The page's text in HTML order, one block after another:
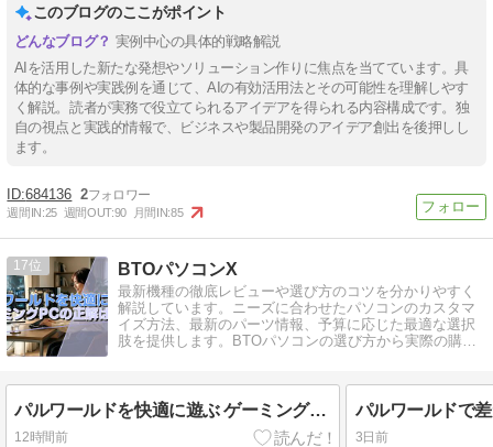
このブログのここがポイント
実例中心の具体的戦略解説
AIを活用した新たな発想やソリューション作りに焦点を当てています。具
体的な事例や実践例を通じて、AIの有効活用法とその可能性を理解しやす
く解説。読者が実務で役立てられるアイデアを得られる内容構成です。独
自の視点と実践的情報で、ビジネスや製品開発のアイデア創出を後押しし
ます。
684136 2
週間IN:25 週間OUT:90 月間IN:85
17 BTOパソコンX
最新機種の徹底レビューや選び方のコツを分かりやすく
解説しています。ニーズに合わせたパソコンのカスタマ
イズ方法、最新のパーツ情報、予算に応じた最適な選択
肢を提供します。BTOパソコンの選び方から実際の購入
パルワールドを快適に遊ぶ ゲーミングPCの正解はコレ
12時間前 3日前